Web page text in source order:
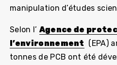
manipulation d’études
Selon l’ Agence de
l’environnement (EPA)
tonnes de PCB ont été